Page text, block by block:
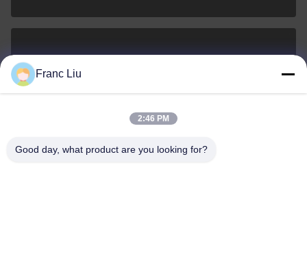
0086-15367845621
Franc Liu
2:46 PM
Good day, what product are you looking for?